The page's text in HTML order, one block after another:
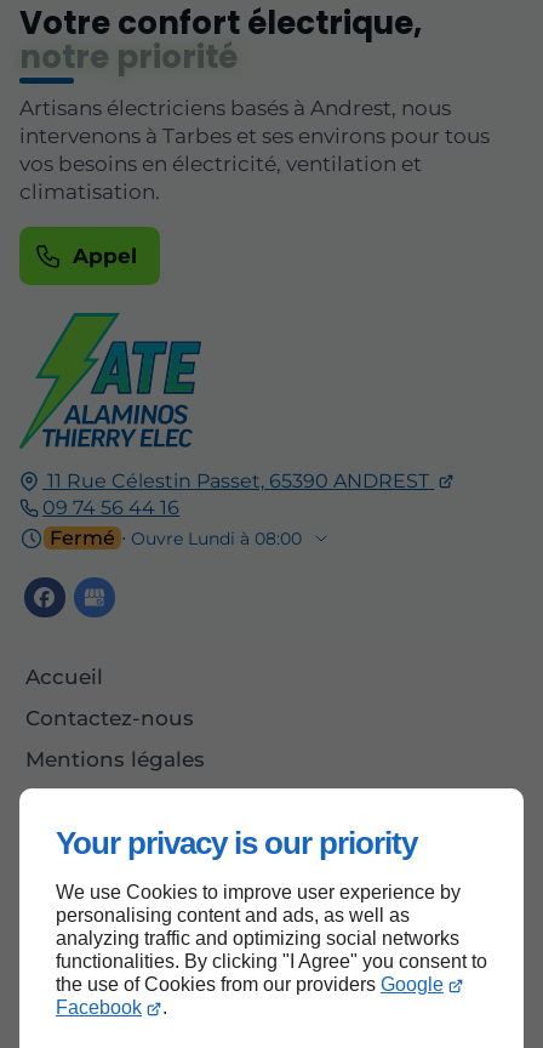
Your privacy is our priority
We use Cookies to improve user experience by
personalising content and ads, as well as
analyzing traffic and optimizing social networks
functionalities. By clicking "I Agree" you consent to
the use of Cookies from our providers Google
Facebook
.
11 Rue Célestin Passet, 65390 ANDREST
09 74 56 44 16
Fermé ⋅ Ouvre Lundi à 08:00
Accueil
Contactez-nous
Mentions légales
Votre confort électrique,
notre priorité
Artisans électriciens basés à Andrest, nous
intervenons à Tarbes et ses environs pour tous
vos besoins en électricité, ventilation et
climatisation.
Appel
Haut de page